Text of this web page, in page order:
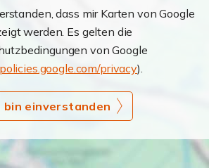
dass mir Karten von Google
werden. Es gelten die
von Google
privacy).
bin einverstanden